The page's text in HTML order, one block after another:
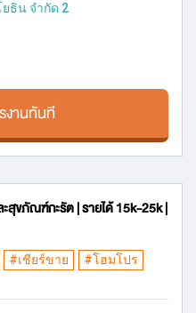
ธิน จำกัด 2
านทันที
สุขภัณฑ์กะรัต | รายได้ 15k-25k |
#เชียร์ขาย
#โฮมโปร